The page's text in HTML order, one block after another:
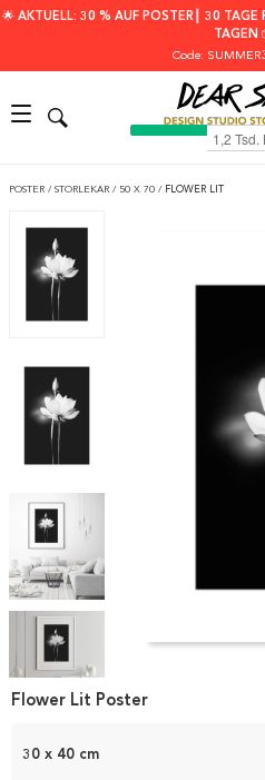
🌟 AKTUELL: 30 % AUF POSTER┃ 30 TAGE
TAGEN
Code:
POSTER / STORLEKAR / 50 X 70 / FLOWER LIT
Item
1
30 x 40 cm
Flower Lit Poster